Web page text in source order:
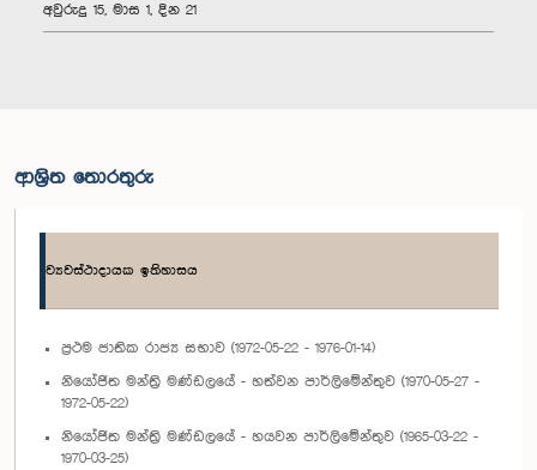
අවුරුදු 15, මාස 1, දින 21
ආශ්‍රිත තොරතුරු
ව්‍යවස්ථාදායක ඉතිහාසය
ප්‍රථම ජාතික රාජ්‍ය සභාව (1972-05-22 - 1976-01-14)
නියෝජිත මන්ත්‍රි මණ්ඩලයේ - හත්වන පාර්ලිමේන්තුව (1970-05-27 -
1972-05-22)
නියෝජිත මන්ත්‍රි මණ්ඩලයේ - හයවන පාර්ලිමේන්තුව (1965-03-22 -
1970-03-25)